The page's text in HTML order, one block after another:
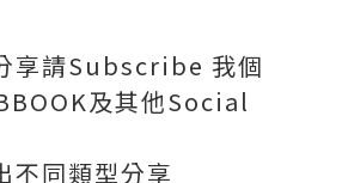
享請Subscribe 我個
及其他Social
不同類型分享